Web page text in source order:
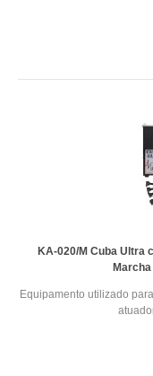
KA-020/M Cuba Ultra
Equipamento utilizado